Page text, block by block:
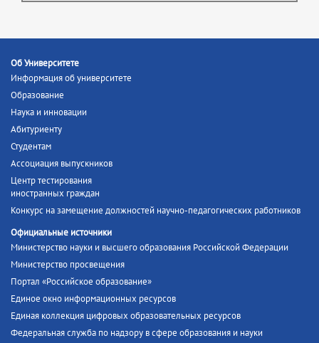
Об Университете
Информация об университете
Образование
Наука и инновации
Абитуриенту
Студентам
Ассоциация выпускников
Центр тестирования
иностранных граждан
Конкурс на замещение должностей научно-педагогических работников
Официальные источники
Министерство науки и высшего образования Российской Федерации
Министерство просвещения
Портал «Российское образование»
Единое окно информационных ресурсов
Единая коллекция цифровых образовательных ресурсов
Федеральная служба по надзору в сфере образования и науки